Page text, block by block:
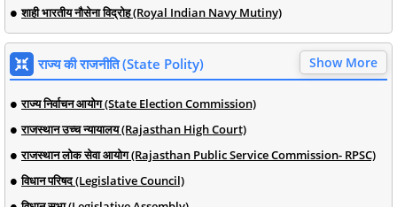
शाही भारतीय नौसेना विद्रोह (Royal Indian Navy Mutiny)
राज्य की राजनीति (State Polity) Show More
राज्य निर्वाचन आयोग (State Election Commission)
राजस्थान उच्च न्यायालय (Rajasthan High Court)
राजस्थान लोक सेवा आयोग (Rajasthan Public Service Commission- RPSC)
विधान परिषद (Legislative Council)